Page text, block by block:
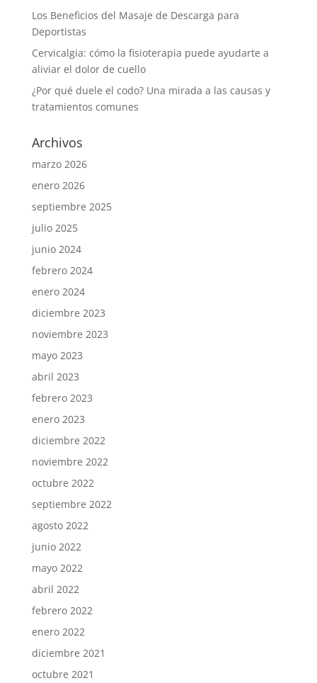
Los Beneficios del Masaje de Descarga para
Deportistas
Cervicalgia: cómo la fisioterapia puede ayudarte a
aliviar el dolor de cuello
¿Por qué duele el codo? Una mirada a las causas y
tratamientos comunes
Archivos
marzo 2026
enero 2026
septiembre 2025
julio 2025
junio 2024
febrero 2024
enero 2024
diciembre 2023
noviembre 2023
mayo 2023
abril 2023
febrero 2023
enero 2023
diciembre 2022
noviembre 2022
octubre 2022
septiembre 2022
agosto 2022
junio 2022
mayo 2022
abril 2022
febrero 2022
enero 2022
diciembre 2021
octubre 2021